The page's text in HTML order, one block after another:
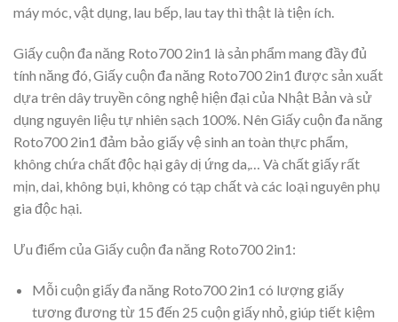
máy móc, vật dụng, lau bếp, lau tay thì thật là tiện ích.
Giấy cuộn đa năng Roto700 2in1 là sản phẩm mang đầy đủ
tính năng đó,Giấy cuộn đa năng Roto700 2in1 được sản xuất
dựa trên dây truyền công nghệ hiện đại của Nhật Bản và sử
dụng nguyên liệu tự nhiên sạch 100%. Nên Giấy cuộn đa năng
Roto700 2in1 đảm bảo giấy vệ sinh an toàn thực phẩm,
không chứa chất độc hại gây dị ứng da,… Và chất giấy rất
mịn, dai, không bụi, không có tạp chất và các loại nguyên phụ
gia độc hại.
Ưu điểm của Giấy cuộn đa năng Roto700 2in1:
Mỗi cuộn giấy đa năng Roto700 2in1 có lượng giấy
tương đương từ 15 đến 25 cuộn giấy nhỏ, giúp tiết kiệm